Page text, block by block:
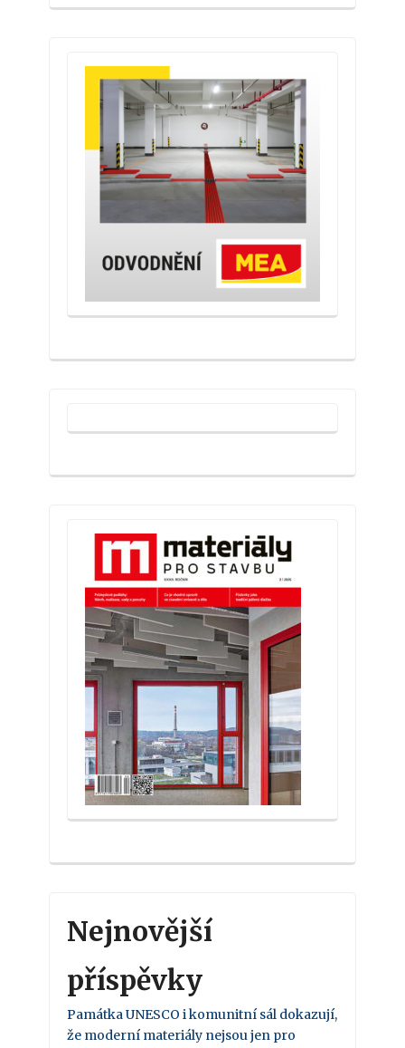
Nejnovější
příspěvky
Památka UNESCO i komunitní sál dokazují,
že moderní materiály nejsou jen pro